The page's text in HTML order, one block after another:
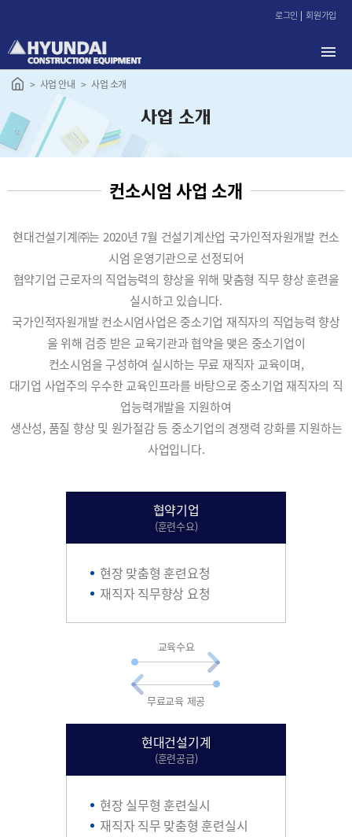
로
가
로그인 회원가입
사업 안내 사업 소개
사업 소개
컨소시엄 사업 소개
현대건설기계㈜는 2020년 7월 건설기계산업 국가인적자원개발 컨소
시엄 운영기관으로 선정되어
협약기업 근로자의 직업능력의 향상을 위해 맞춤형 직무 향상 훈련을
실시하고 있습니다.
국가인적자원개발 컨소시엄사업은 중소기업 재직자의 직업능력 향상
을 위해 검증 받은 교육기관과 협약을 맺은 중소기업이
컨소시엄을 구성하여 실시하는 무료 재직자 교육이며,
대기업 사업주의 우수한 교육인프라를 바탕으로 중소기업 재직자의 직
업능력개발을 지원하여
생산성, 품질 향상 및 원가절감 등 중소기업의 경쟁력 강화를 지원하는
사업입니다.
협약기업
(훈련수요)
현장 맞춤형 훈련요청
재직자 직무향상 요청
교육수요
무료교육 제공
현대건설기계
(훈련공급)
현장 실무형 훈련실시
재직자 직무 맞춤형 훈련실시